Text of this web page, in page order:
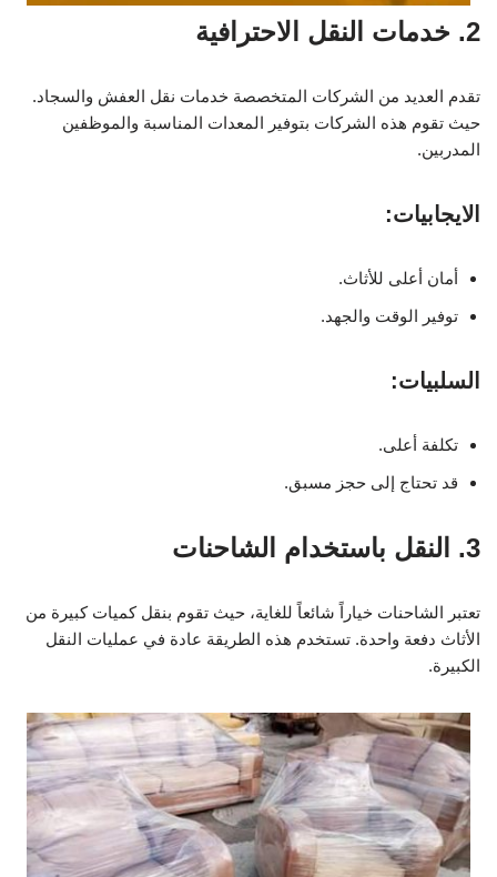
2. خدمات النقل الاحترافية
تقدم العديد من الشركات المتخصصة خدمات نقل العفش والسجاد.
حيث تقوم هذه الشركات بتوفير المعدات المناسبة والموظفين
المدربين.
الايجابيات:
أمان أعلى للأثاث.
توفير الوقت والجهد.
السلبيات:
تكلفة أعلى.
قد تحتاج إلى حجز مسبق.
3. النقل باستخدام الشاحنات
تعتبر الشاحنات خياراً شائعاً للغاية، حيث تقوم بنقل كميات كبيرة من
الأثاث دفعة واحدة. تستخدم هذه الطريقة عادة في عمليات النقل
الكبيرة.